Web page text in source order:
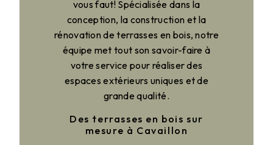
vous faut! Spécialisée dans la
conception, la construction et la
rénovation de terrasses en bois, notre
équipe met tout son savoir-faire à
votre service pour réaliser des
espaces extérieurs uniques et de
grande qualité.
Des terrasses en bois sur
mesure à Cavaillon